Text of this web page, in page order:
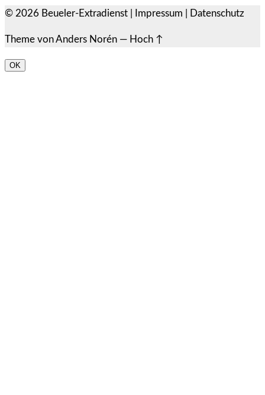
© 2026 Beueler-Extradienst Impressum Datenschutz
Theme vonAnders Norén — Hoch ↑
OK